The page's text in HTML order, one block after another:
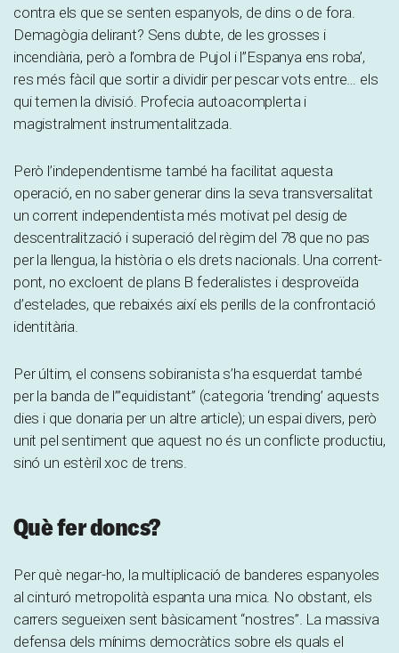
contra els que se senten espanyols, de dins o de fora.
Demagògia delirant? Sens dubte, de les grosses i
incendiària, però a l’ombra de Pujol i l”Espanya ens roba’,
res més fàcil que sortir a dividir per pescar vots entre… els
qui temen la divisió. Profecia autoacomplerta i
magistralment instrumentalitzada.
Però l’independentisme també ha facilitat aquesta
operació, en no saber generar dins la seva transversalitat
un corrent independentista més motivat pel desig de
descentralització i superació del règim del 78 que no pas
per la llengua, la història o els drets nacionals. Una corrent-
pont, no excloent de plans B federalistes i desproveïda
d’estelades, que rebaixés així els perills de la confrontació
identitària.
Per últim, el consens sobiranista s’ha esquerdat també
per la banda de l’”equidistant” (categoria ‘trending’ aquests
dies i que donaria per un altre article); un espai divers, però
unit pel sentiment que aquest no és un conflicte productiu,
sinó un estèril xoc de trens.
Què fer doncs?
Per què negar-ho, la multiplicació de banderes espanyoles
al cinturó metropolità espanta una mica. No obstant, els
carrers segueixen sent bàsicament “nostres”. La massiva
defensa dels mínims democràtics sobre els quals el